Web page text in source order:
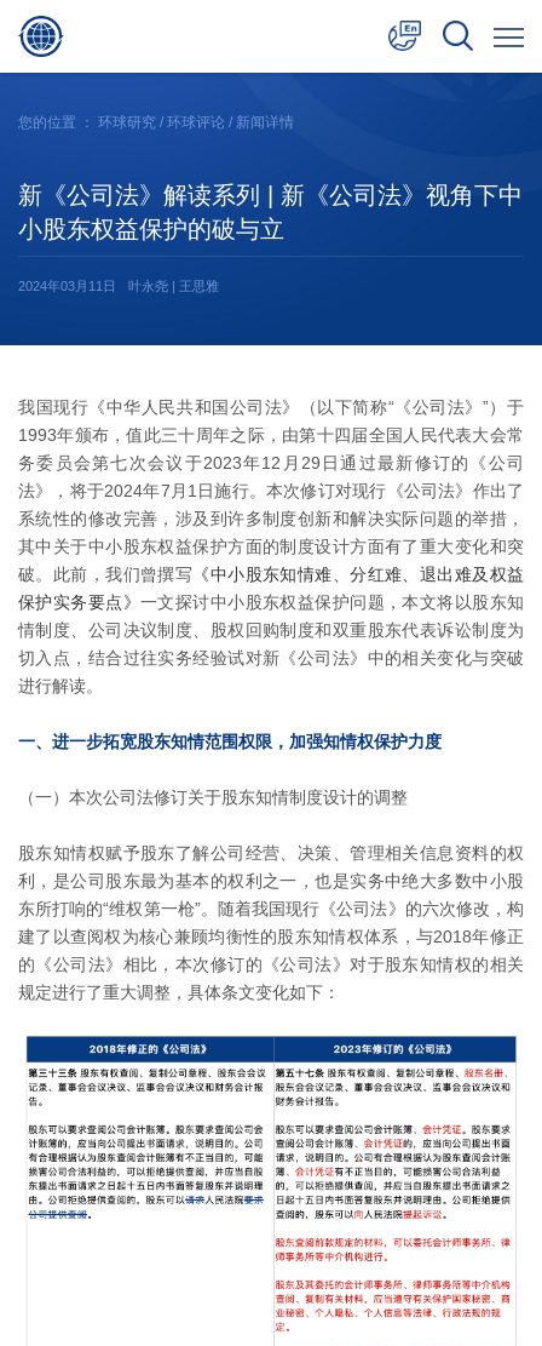
日本語
您的位置 ： 环球研究 / 环球评论 / 新闻详情
新《公司法》解读系列 | 新《公司法》视角下中
小股东权益保护的破与立
2024年03月11日 叶永尧 | 王思雅
我国现行《中华人民共和国公司法》（以下简称“《公司法》”）于
1993年颁布，值此三十周年之际，由第十四届全国人民代表大会常
务委员会第七次会议于2023年12月29日通过最新修订的《公司
法》，将于2024年7月1日施行。本次修订对现行《公司法》作出了
系统性的修改完善，涉及到许多制度创新和解决实际问题的举措，
其中关于中小股东权益保护方面的制度设计方面有了重大变化和突
破。此前，我们曾撰写 《中小股东知情难、分红难、退出难及权益
保护实务要点》 一文探讨中小股东权益保护问题，本文将以股东知
情制度、公司决议制度、股权回购制度和双重股东代表诉讼制度为
切入点，结合过往实务经验试对新《公司法》中的相关变化与突破
进行解读。
一、进一步拓宽股东知情范围权限，加强知情权保护力度
（一）本次公司法修订关于股东知情制度设计的调整
股东知情权赋予股东了解公司经营、决策、管理相关信息资料的权
利，是公司股东最为基本的权利之一，也是实务中绝大多数中小股
东所打响的“维权第一枪”。随着我国现行《公司法》的六次修改，构
建了以查阅权为核心兼顾均衡性的股东知情权体系，与2018年修正
的《公司法》相比，本次修订的《公司法》对于股东知情权的相关
规定进行了重大调整，具体条文变化如下：